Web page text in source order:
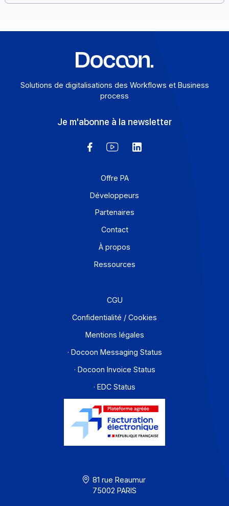
En savoir plus
process
Je m'abonne à la newsletter
Développeurs
Contact
À propos
Ressources
Confidentialité / Cookies
Mentions légales
· Docoon Messaging Status
· EDC Status